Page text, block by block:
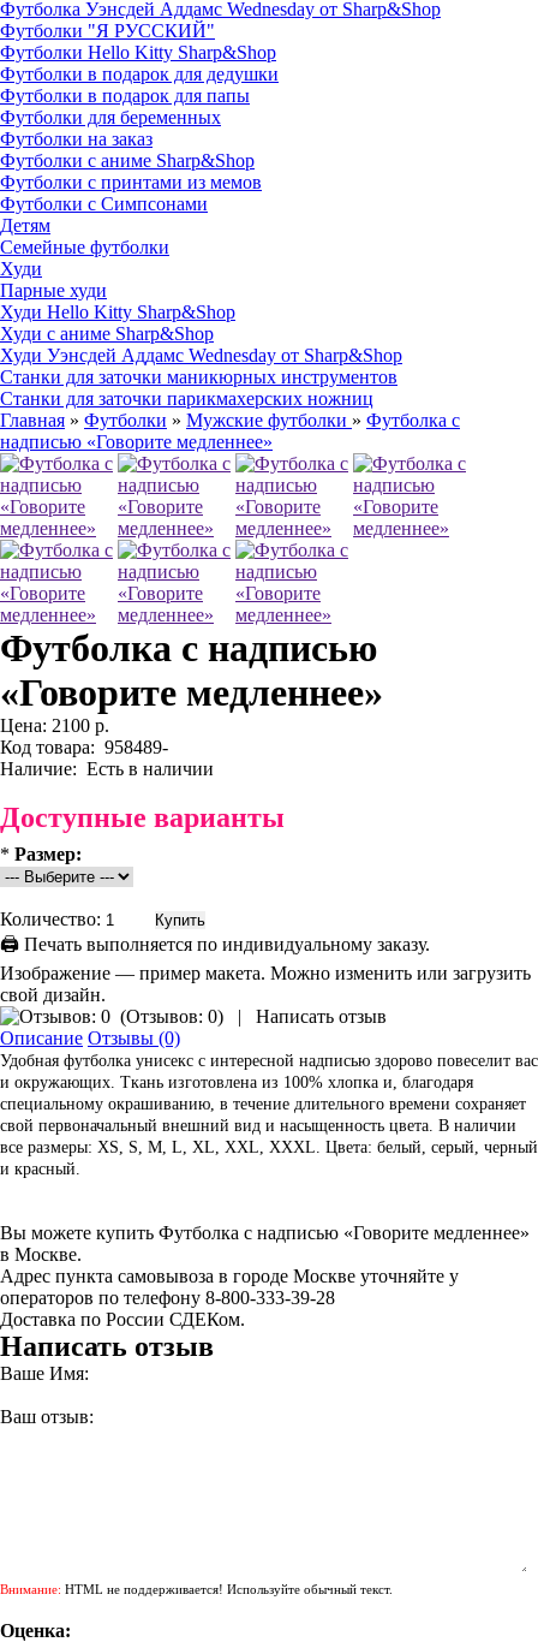
Футболка Уэнсдей Аддамс Wednesday от Sharp&Shop
Футболки "Я РУССКИЙ"
Футболки Hello Kitty Sharp&Shop
Футболки в подарок для дедушки
Футболки в подарок для папы
Футболки для беременных
Футболки на заказ
Футболки с аниме Sharp&Shop
Футболки с принтами из мемов
Футболки с Симпсонами
Детям
Семейные футболки
Худи
Парные худи
Худи Hello Kitty Sharp&Shop
Худи с аниме Sharp&Shop
Худи Уэнсдей Аддамс Wednesday от Sharp&Shop
Станки для заточки маникюрных инструментов
Станки для заточки парикмахерских ножниц
Главная » Футболки » Мужские футболки » Футболка с
надписью «Говорите медленнее»
Футболка с надписью
«Говорите медленнее»
Цена: 2100 р.
Код товара: 958489-
Наличие: Есть в наличии
Доступные варианты
* Размер:
Количество:
🖨 Печать выполняется по индивидуальному заказу.
Изображение — пример макета. Можно изменить или загрузить
свой дизайн.
(Отзывов: 0) |
Написать отзыв
Описание Отзывы (0)
Удобная футболка унисекс с интересной надписью здорово повеселит вас
и окружающих. Ткань изготовлена из 100% хлопка и, благодаря
специальному окрашиванию, в течение длительного времени сохраняет
свой первоначальный внешний вид и насыщенность цвета. В наличии
все размеры: XS, S, M, L, XL, XXL, XXXL. Цвета: белый, серый, черный
и красный.
Вы можете купить Футболка с надписью «Говорите медленнее»
в Москве.
Адрес пункта самовывоза в городе Москве уточняйте у
операторов по телефону 8-800-333-39-28
Доставка по России СДЕКом.
Написать отзыв
Ваше Имя:
Ваш отзыв:
Внимание: HTML не поддерживается! Используйте обычный текст.
Оценка: